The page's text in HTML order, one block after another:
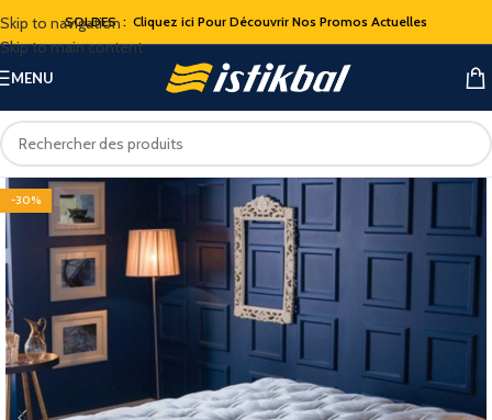
Skip to navigation
Skip to main content
SOLDES : Cliquez ici Pour Découvrir Nos Promos Actuelles
MENU
-30%